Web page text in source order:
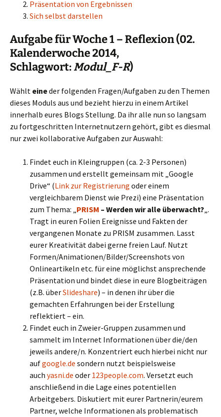
Präsentation von Ergebnissen
Sich selbst darstellen
Aufgabe für Woche 1 – Reflexion (02.
Kalenderwoche 2014,
Schlagwort:Modul_F-R)
Wählt eineder folgenden Fragen/Aufgaben zu den Themen
dieses Moduls aus und bezieht hierzu in einem Artikel
innerhalb eures Blogs Stellung. Da ihr alle nun so langsam
zu fortgeschritten Internetnutzern gehört, gibt es diesmal
nur zwei kollaborative Aufgaben zur Auswahl:
Findet euch in Kleingruppen (ca. 2-3 Personen)
zusammen und erstellt gemeinsam mit „Google
Drive“ (Link zur Registrierung oder einem
vergleichbarem Dienst wie Prezi) eine Präsentation
zum Thema: „PRISM – Werden wir alle überwacht?„.
Tragt in euren Folien Ereignisse und Fakten der
vergangenen Monate zu PRISM zusammen. Lasst
eurer Kreativität dabei gerne freien Lauf. Nutzt
Formen/Animationen/Bilder/Screenshots von
Onlineartikeln etc. für eine möglichst ansprechende
Präsentation und bindet diese in eure Blogbeiträgen
(z.B. überSlideshare) – in denen ihr über die
gemachten Erfahrungen bei der Erstellung
reflektiert – ein.
Findet euch in Zweier-Gruppen zusammen und
sammelt im Internet Informationen über die/den
jeweils andere/n. Konzentriert euch hierbei nicht nur
aufgoogle.de sondern nutzt beispielsweise
auch yasni.de oder 123people.com. Versetzt euch
anschließend in die Lage eines potentiellen
Arbeitgebers. Diskutiert mit eurer Partnerin/eurem
Partner, welche Informationen als problematisch